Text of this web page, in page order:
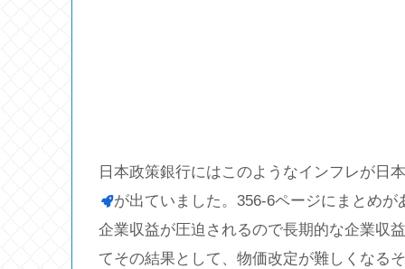
日本政策銀行にはこのようなインフレが日
が出ていました。356-6ページにまとめ
企業収益が圧迫されるので長期的な企業収
てその結果として、物価改定が難しくなる